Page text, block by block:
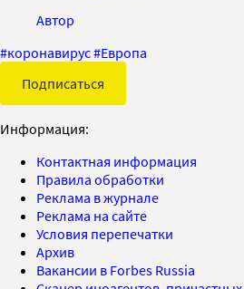
Автор
#коронавирус#Европа
Подписаться
Информация:
Контактная информация
Правила обработки
Реклама в журнале
Реклама на сайте
Условия перепечатки
Архив
Вакансии в Forbes Russia